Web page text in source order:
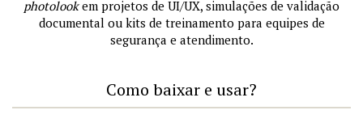
photolookem projetos de UI/UX, simulações de validação
documental ou kits de treinamento para equipes de
segurança e atendimento.
Como baixar e usar?